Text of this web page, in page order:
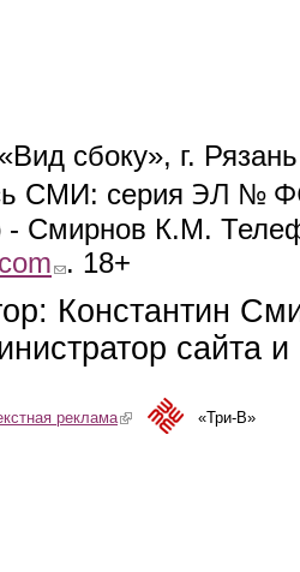
сбоку», г.
СМИ: серия ЭЛ №
- Смирнов К.М.
(link sends e-mail)
. 18+
Константин
сайта
реклама(link is external)«Три-В»